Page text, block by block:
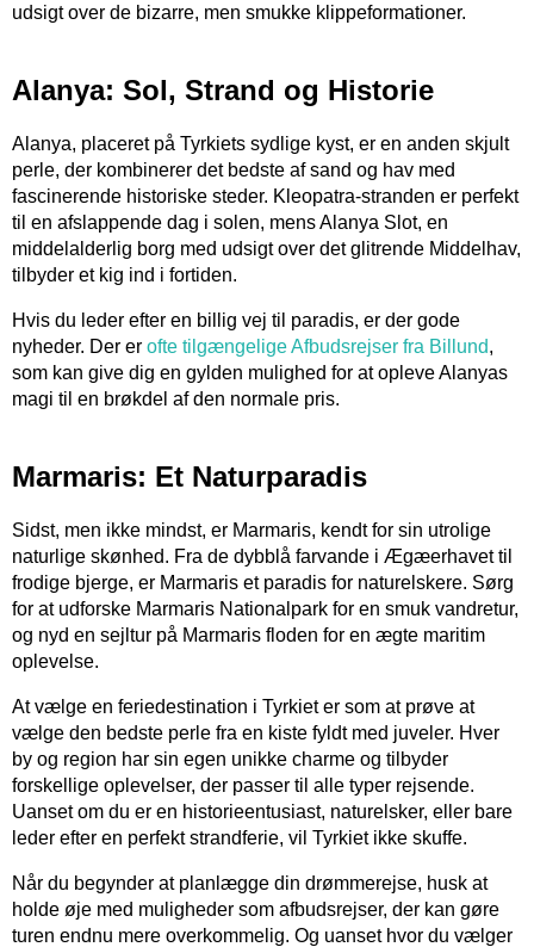
udsigt over de bizarre, men smukke klippeformationer.
Alanya: Sol, Strand og Historie
Alanya, placeret på Tyrkiets sydlige kyst, er en anden skjult
perle, der kombinerer det bedste af sand og hav med
fascinerende historiske steder. Kleopatra-stranden er perfekt
til en afslappende dag i solen, mens Alanya Slot, en
middelalderlig borg med udsigt over det glitrende Middelhav,
tilbyder et kig ind i fortiden.
Hvis du leder efter en billig vej til paradis, er der gode
nyheder. Der er ofte tilgængelige Afbudsrejser fra Billund,
som kan give dig en gylden mulighed for at opleve Alanyas
magi til en brøkdel af den normale pris.
Marmaris: Et Naturparadis
Sidst, men ikke mindst, er Marmaris, kendt for sin utrolige
naturlige skønhed. Fra de dybblå farvande i Ægæerhavet til
frodige bjerge, er Marmaris et paradis for naturelskere. Sørg
for at udforske Marmaris Nationalpark for en smuk vandretur,
og nyd en sejltur på Marmaris floden for en ægte maritim
oplevelse.
At vælge en feriedestination i Tyrkiet er som at prøve at
vælge den bedste perle fra en kiste fyldt med juveler. Hver
by og region har sin egen unikke charme og tilbyder
forskellige oplevelser, der passer til alle typer rejsende.
Uanset om du er en historieentusiast, naturelsker, eller bare
leder efter en perfekt strandferie, vil Tyrkiet ikke skuffe.
Når du begynder at planlægge din drømmerejse, husk at
holde øje med muligheder som afbudsrejser, der kan gøre
turen endnu mere overkommelig. Og uanset hvor du vælger